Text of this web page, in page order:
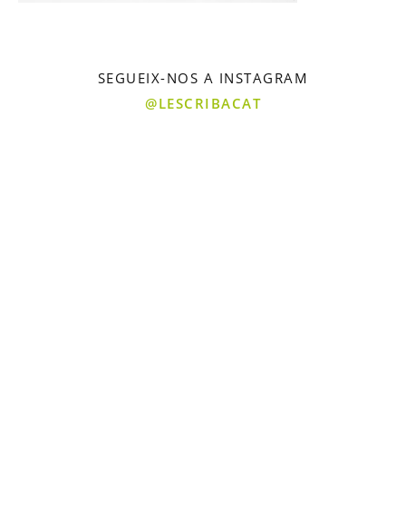
SEGUEIX-NOS A INSTAGRAM
@LESCRIBACAT